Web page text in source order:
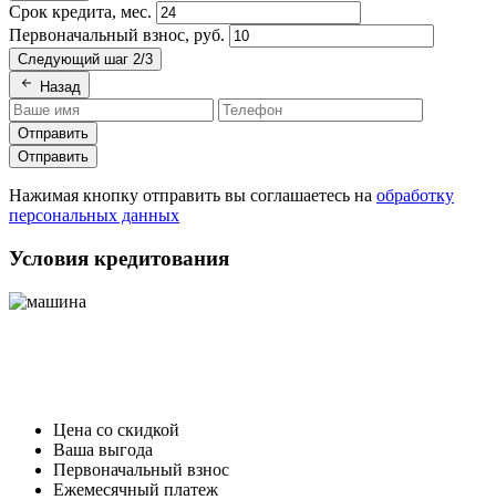
Срок кредита, мес.
Первоначальный взнос, руб.
Следующий шаг 2/3
Назад
Отправить
Отправить
Нажимая кнопку отправить вы соглашаетесь на обработку
персональных данных
Условия кредитования
Цена со скидкой
Ваша выгода
Первоначальный взнос
Ежемесячный платеж